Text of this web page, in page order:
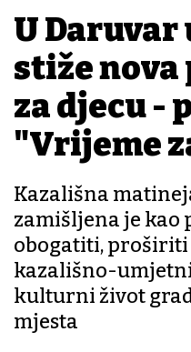
U Daruvar
stiže
za djecu -
"Vrijeme
Kazališna
zamišljena je kao
obogatiti,
kazališno-
kulturni život
mjesta